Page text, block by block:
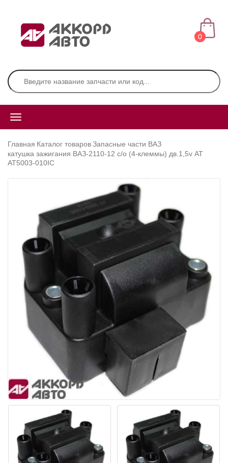
0
Главная Каталог товаровЗапасные части ВАЗ
катушка зажигания ВАЗ-2110-12 с/о (4-клеммы) дв.1,5v АТ
АТ5003-010IC